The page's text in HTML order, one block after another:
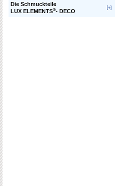
Die Schmuckteile
LUX ELEMENTS®- DECO